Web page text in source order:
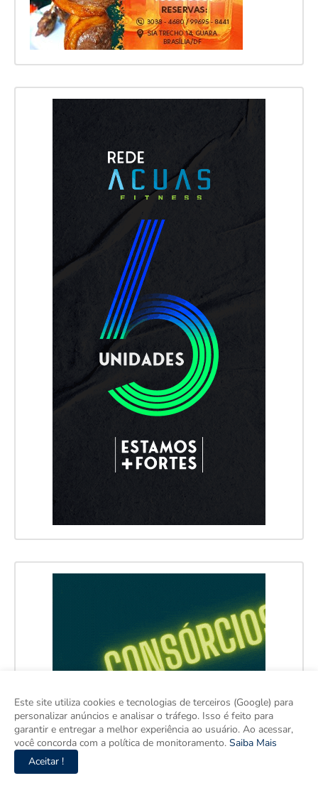
Este site utiliza cookies e tecnologias de terceiros (Google) para
personalizar anúncios e analisar o tráfego. Isso é feito para
garantir e entregar a melhor experiência ao usuário. Ao acessar,
você concorda com a política de monitoramento. Saiba Mais
Aceitar !